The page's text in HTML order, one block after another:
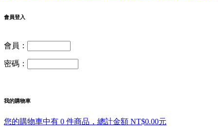
會員登入
會員：
密碼：
我的購物車
您的購物車中有 0 件商品，總計金額 NT$0.00元